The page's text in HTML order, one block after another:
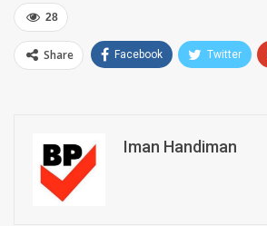
28
Share Facebook Twitter
Iman Handiman